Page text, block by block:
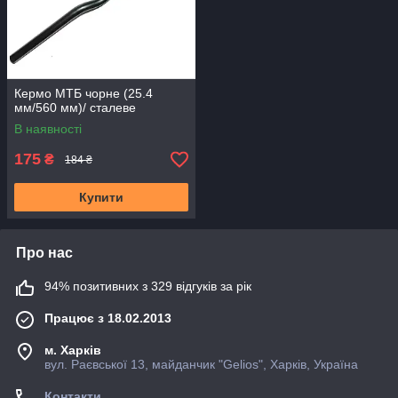
Кермо МТБ чорне (25.4
мм/560 мм)/ сталеве
В наявності
175 ₴ 184 ₴
Купити
Про нас
94% позитивних з 329 відгуків за рік
Працює з 18.02.2013
м. Харків
вул. Раєвської 13, майданчик "Gelios", Харків, Україна